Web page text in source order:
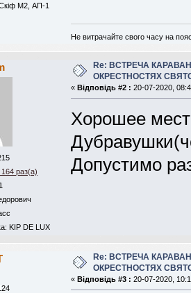
М2, АП-1
Не витрачайте свого часу на
раз(а)
KIP DE LUX
Re: ВСТРЕЧА
ОКРЕСТНОСТЯХ
« Відповідь #2 : 20-07-2020,
Хорошее
Допустимо
Re: ВСТРЕЧА
ОКРЕСТНОСТЯХ
« Відповідь #3 : 20-07-2020,